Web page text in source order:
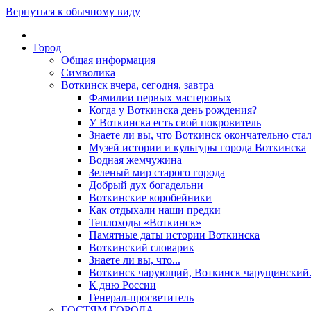
Вернуться к обычному виду
Город
Общая информация
Символика
Воткинск вчера, сегодня, завтра
Фамилии первых мастеровых
Когда у Воткинска день рождения?
У Воткинска есть свой покровитель
Знаете ли вы, что Воткинск окончательно
Музей истории и культуры города Воткинска
Водная жемчужина
Зеленый мир старого города
Добрый дух богадельни
Воткинские коробейники
Как отдыхали наши предки
Теплоходы «Воткинск»
Памятные даты истории Воткинска
Воткинский словарик
Знаете ли вы, что...
Воткинск чарующий, Воткинск
К дню России
Генерал-просветитель